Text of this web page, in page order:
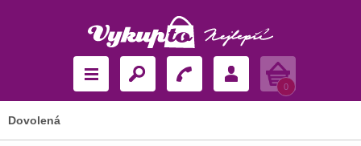
Košík
0
Dovolená